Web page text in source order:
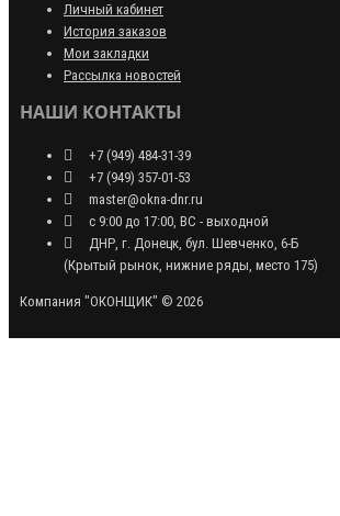
Личный кабинет
История заказов
Мои закладки
Рассылка новостей
НАШИ КОНТАКТЫ
+7 (949) 484-31-39
+7 (949) 357-01-53
master@okna-dnr.ru
с 9:00 до 17:00, ВС - выходной
ДНР, г. Донецк, бул. Шевченко, 6-Б
(Крытый рынок, нижние ряды, место 175)
Компания "ОКОНЩИК" © 2026